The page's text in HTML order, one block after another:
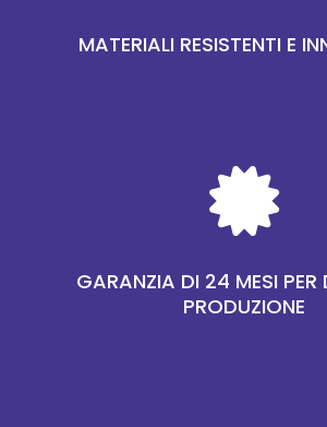
MATERIALI RESISTENTI E

GARANZIA DI 24 MESI PER
PRODUZIONE